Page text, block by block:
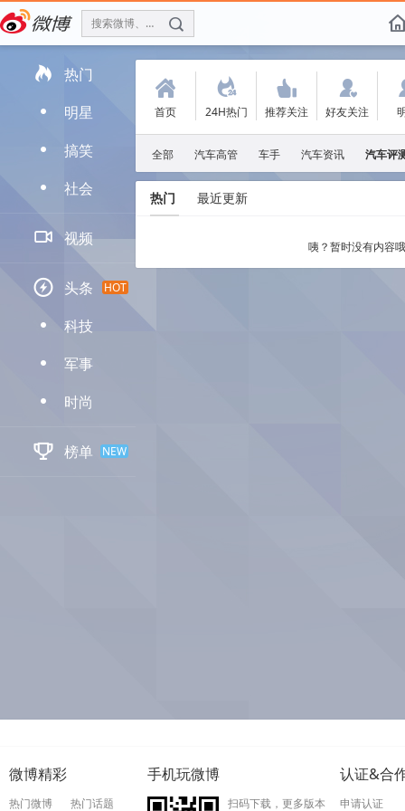
搜索微博、找人 f
 热门
D 明星
D 搞笑
D 社会
 视频
 头条 HOT
D 科技
D 军事
D 时尚
 榜单 NEW
(
首页
.
24H热门
'
推荐关注
:
好友关注
全部 汽车高管 车手 汽车资讯 汽车评
热门 最近更新
咦？暂时没有内容
微博精彩
热门微博 热门话题
手机玩微博
扫码下载，更多版本
认证&合
申请认证